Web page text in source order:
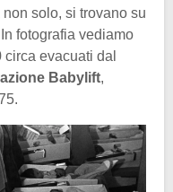
solo, si trovano su
fotografia vediamo
evacuati dal
Babylift,